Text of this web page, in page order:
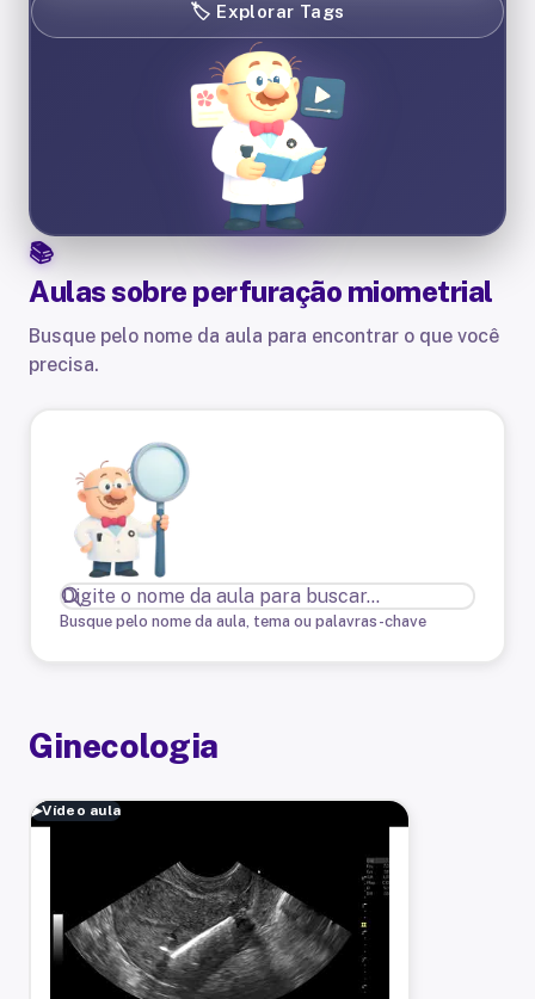
🏷️ Explorar Tags
Aulas sobre perfuração miometrial
Busque pelo nome da aula para encontrar o que você
precisa.
Busque pelo nome da aula, tema ou palavras-chave
Ginecologia
▶Vídeo aula